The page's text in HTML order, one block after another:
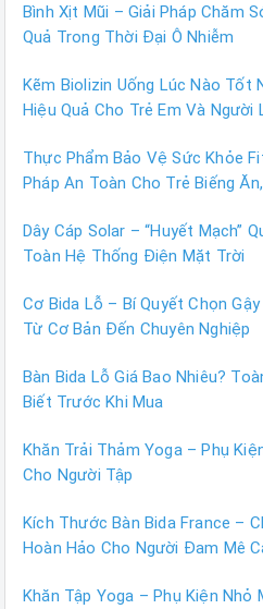
Bình Xịt Mũi – Giải Pháp Chăm
Quả Trong Thời Đại Ô Nhiễm
Kẽm Biolizin Uống Lúc Nào Tốt
Hiệu Quả Cho Trẻ Em Và Người
Thực Phẩm Bảo Vệ Sức Khỏe
Pháp An Toàn Cho Trẻ Biếng
Dây Cáp Solar – “Huyết Mạch”
Toàn Hệ Thống Điện Mặt Trời
Cơ Bida Lỗ – Bí Quyết Chọn
Từ Cơ Bản Đến Chuyên Nghiệp
Bàn Bida Lỗ Giá Bao Nhiêu?
Biết Trước Khi Mua
Khăn Trải Thảm Yoga – Phụ
Cho Người Tập
Kích Thước Bàn Bida France –
Hoàn Hảo Cho Người Đam Mê
Khăn Tập Yoga – Phụ Kiện Nhỏ